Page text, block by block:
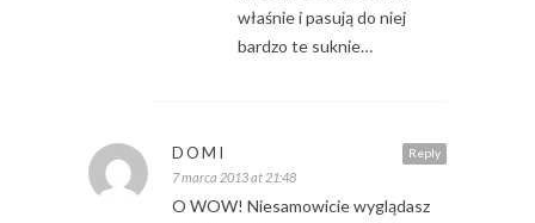
właśnie i pasują do niej
bardzo te suknie…
Reply
DOMI
7 marca 2013 at 21:48
O WOW! Niesamowicie wyglądasz